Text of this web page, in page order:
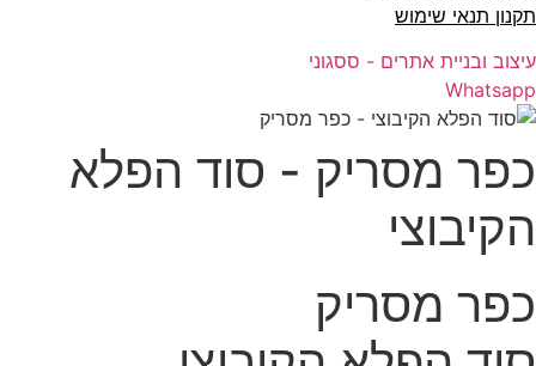
תקנון תנאי שימוש
עיצוב ובניית אתרים - ססגוני
Whatsapp
כפר מסריק - סוד הפלא
הקיבוצי
כפר מסריק